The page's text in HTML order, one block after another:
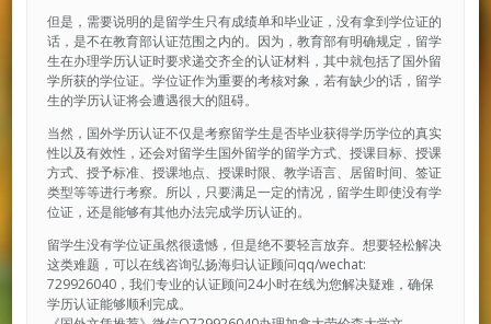
但是，需要说明的是留学生只有成绩单和毕业证，没有拿到学位证的
话，是不在教育部认证范围之内的。因为，教育部有明确规定，留学
生在办理学历认证时要求递交齐全的认证材料，其中就包括了国外留
学所获的学位证。学位证作为重要的考核对象，若有缺少的话，留学
生的学历认证将会遭遇很大的阻碍。
当然，国外学历认证不仅是考察留学生是否毕业获得学历学位的真实
性以及有效性，还会对留学生国外留学的留学方式、授课目标、授课
方式、授予标准、授课地点、授课时限、教学语言、居留时间、签证
类型等等进行考察。所以，只要满足一定的情况，留学生即使没有学
位证，还是能够有其他办法完成学历认证的。
留学生没有学位证虽然很遗憾，但是绝不要轻言放弃。想要轻松解决
这类难题，可以在线咨询弘扬海归认证顾问qq/wechat:
729926040，我们专业的认证顾问24小时在线为您解决疑难，确保
学历认证能够顺利完成。